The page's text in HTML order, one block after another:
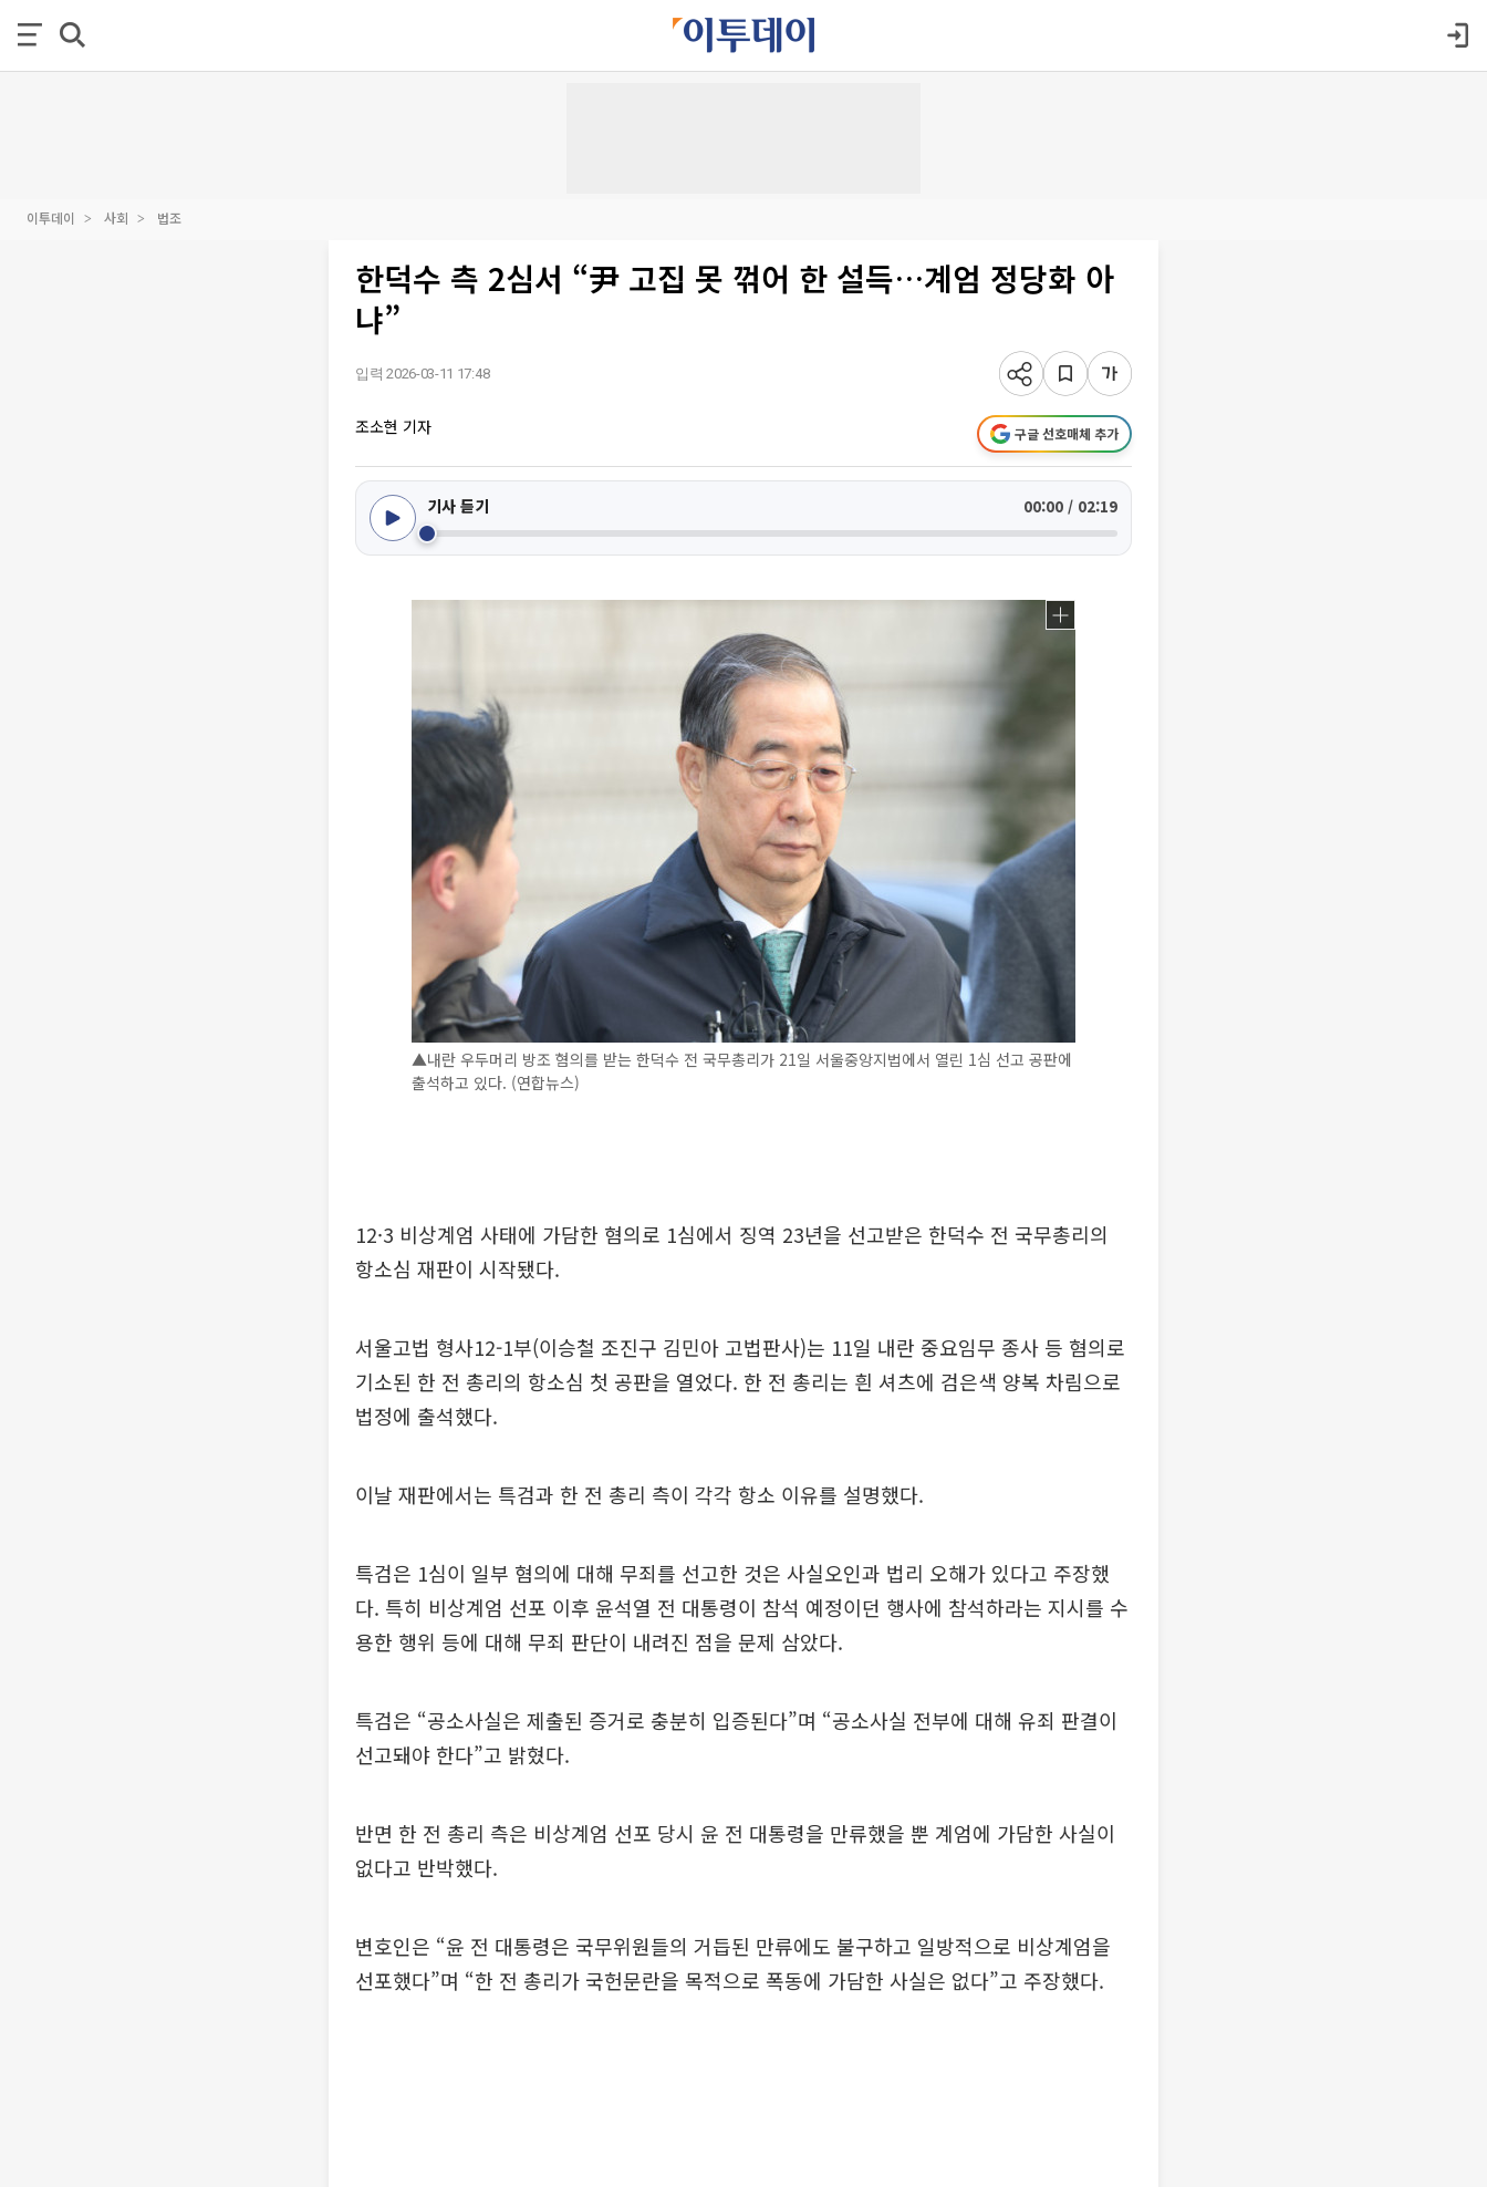
이투데이 사회 법조
한덕수 측 2심서 “尹 고집 못 꺾어 한 설득…계엄 정당화 아
냐”
입력 2026-03-11 17:48
조소현 기자 구글 선호매체 추가
기사 듣기 00:00 / 02:19
▲내란 우두머리 방조 혐의를 받는 한덕수 전 국무총리가 21일 서울중앙지법에서 열린 1심 선고 공판에
출석하고 있다. (연합뉴스)
12·3 비상계엄 사태에 가담한 혐의로 1심에서 징역 23년을 선고받은 한덕수 전 국무총리의
항소심 재판이 시작됐다.
서울고법 형사12-1부(이승철 조진구 김민아 고법판사)는 11일 내란 중요임무 종사 등 혐의로
기소된 한 전 총리의 항소심 첫 공판을 열었다. 한 전 총리는 흰 셔츠에 검은색 양복 차림으로
법정에 출석했다.
이날 재판에서는 특검과 한 전 총리 측이 각각 항소 이유를 설명했다.
특검은 1심이 일부 혐의에 대해 무죄를 선고한 것은 사실오인과 법리 오해가 있다고 주장했
다. 특히 비상계엄 선포 이후 윤석열 전 대통령이 참석 예정이던 행사에 참석하라는 지시를 수
용한 행위 등에 대해 무죄 판단이 내려진 점을 문제 삼았다.
특검은 “공소사실은 제출된 증거로 충분히 입증된다”며 “공소사실 전부에 대해 유죄 판결이
선고돼야 한다”고 밝혔다.
반면 한 전 총리 측은 비상계엄 선포 당시 윤 전 대통령을 만류했을 뿐 계엄에 가담한 사실이
없다고 반박했다.
변호인은 “윤 전 대통령은 국무위원들의 거듭된 만류에도 불구하고 일방적으로 비상계엄을
선포했다”며 “한 전 총리가 국헌문란을 목적으로 폭동에 가담한 사실은 없다”고 주장했다.